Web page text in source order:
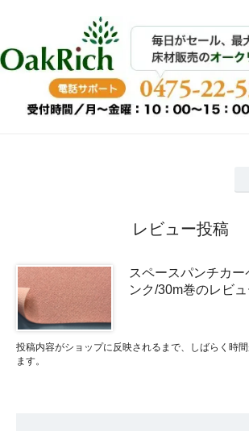
レビュー投稿
スペースパンチカ
ンク/30m巻のレビ
投稿内容がショップに反映されるまで、しばらく時
ます。